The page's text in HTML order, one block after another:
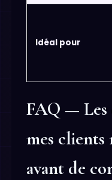
Idéal pour
FAQ — Les
mes clients
avant de